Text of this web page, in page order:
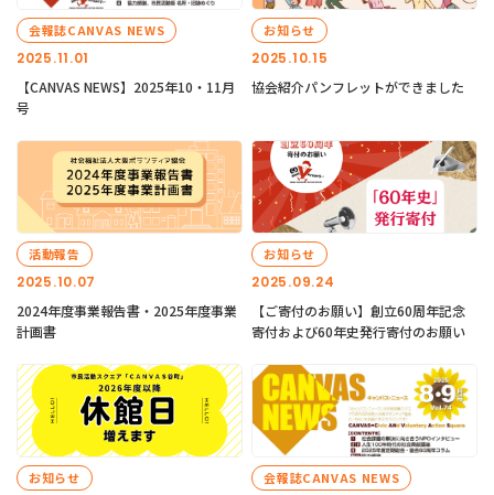
2025.11.01
会報誌CANVAS NEWS
【CANVAS NEWS】2025年10・11月
号
2025.10.15
お知らせ
協会紹介パンフレットができました
2025.10.07
活動報告
2024年度事業報告書・2025年度事業
計画書
2025.09.24
お知らせ
【ご寄付のお願い】創立60周年記念
寄付および60年史発行寄付のお願い
お知らせ 会報誌CANVAS NEWS